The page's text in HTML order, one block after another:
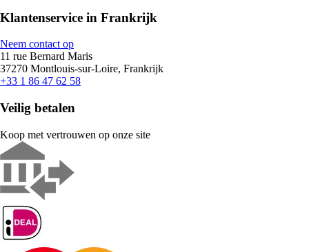
Klantenservice in Frankrijk
Neem contact op
11 rue Bernard Maris
37270 Montlouis-sur-Loire, Frankrijk
+33 1 86 47 62 58
Veilig betalen
Koop met vertrouwen op onze site